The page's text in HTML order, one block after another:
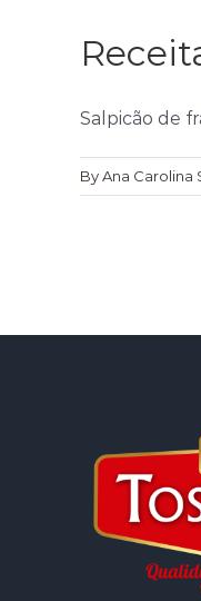
Salpicão de
ByAna Carolina